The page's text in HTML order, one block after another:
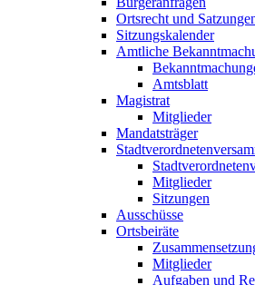
Ortsrecht und
Sitzungskalender
Amtliche
Amtsblatt
Magistrat
Mitglieder
Mandatsträger
Mitglieder
Sitzungen
Ausschüsse
Ortsbeiräte
Mitglieder
Aufgaben und